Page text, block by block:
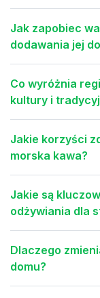
Jak zapobiec
dodawania jej
Co wyróżnia
kultury i
Jakie korzyści
morska kawa?
Jakie są
odżywiania dla
Dlaczego
domu?